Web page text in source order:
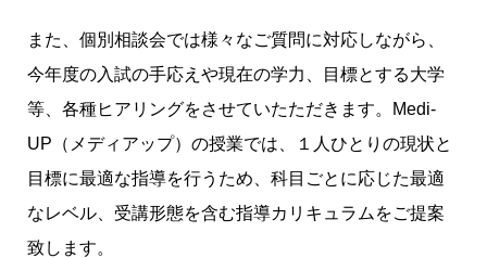
また、個別相談会では様々なご質問に対応しながら、
今年度の入試の手応えや現在の学力、目標とする大学
等、各種ヒアリ ングをさせていたただきます。Medi-
UP（メディアップ）の授業では、１人ひとりの現状と
目標に最適な指導を行うため、科目ごとに応じた最適
なレベル、受講形態を含む指導カリキュラムをご提案
致します。